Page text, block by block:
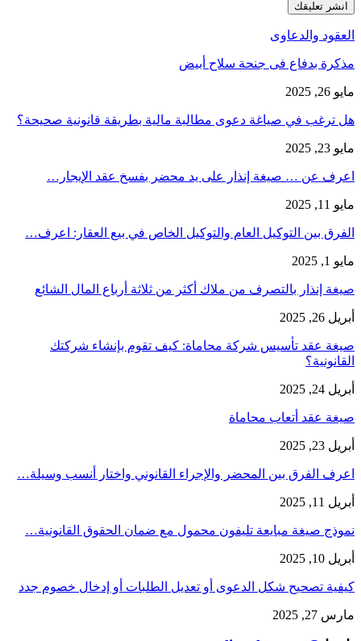
العقود والدعاوى
مذكرة بدفاع فى جنحة سلاح أبيض
مايو 26, 2025
هل ترغب في صياغة دعوى مطالبة مالية بطريقة قانونية صحيحة؟
مايو 23, 2025
اعرف عن … صيغة إنذار على يد محضر بفسخ عقد الإيجار…
مايو 11, 2025
الفرق بين التوكيل العام والتوكيل الخاص في بيع العقار: اعرف…
مايو 1, 2025
صيغة إنذار بالتصرف من ملاك أكثر من ثلاثة أرباع المال الشائع
أبريل 26, 2025
صيغة عقد تأسيس شركة محاماة: كيف تقوم بإنشاء شركتك
القانونية؟
أبريل 24, 2025
صيغة عقد أتعاب محاماة
أبريل 23, 2025
اعرف الفرق بين المحضر والإجراء القانوني واختار أنسب وسيلة…
أبريل 11, 2025
نموذج صيغة مبايعة تليفون محمول مع ضمان الحقوق القانونية…
أبريل 10, 2025
كيفية تصحيح شكل الدعوى أو تعديل الطلبات أو إدخال خصوم جدد
مارس 27, 2025